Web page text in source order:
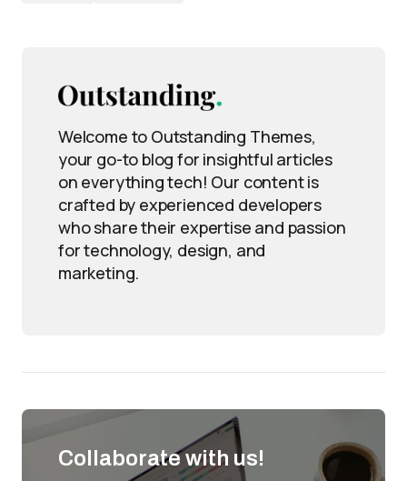
Welcome to Outstanding Themes,
your go-to blog for insightful articles
on everything tech! Our content is
crafted by experienced developers
who share their expertise and passion
for technology, design, and
marketing.
Collaborate with us!